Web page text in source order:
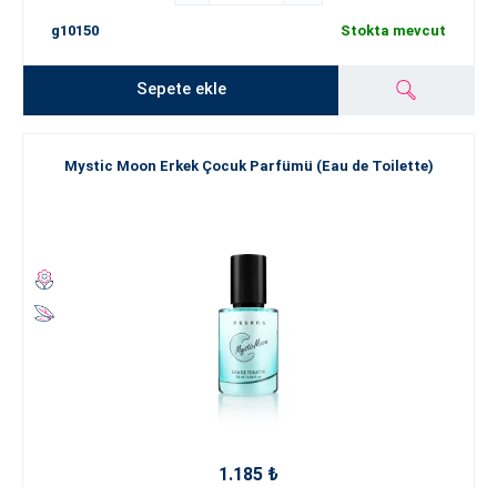
g10150 Stokta mevcut
Sepete ekle
Mystic Moon Erkek Çocuk Parfümü (Eau de Toilette)
1.185 ₺